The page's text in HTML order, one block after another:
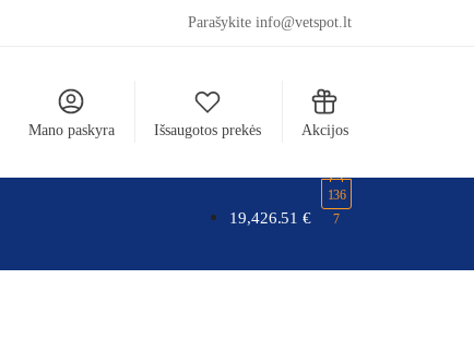
Parašykite info@vetspot.lt
Mano paskyra Išsaugotos prekės Akcijos
19,426.51€
136
7